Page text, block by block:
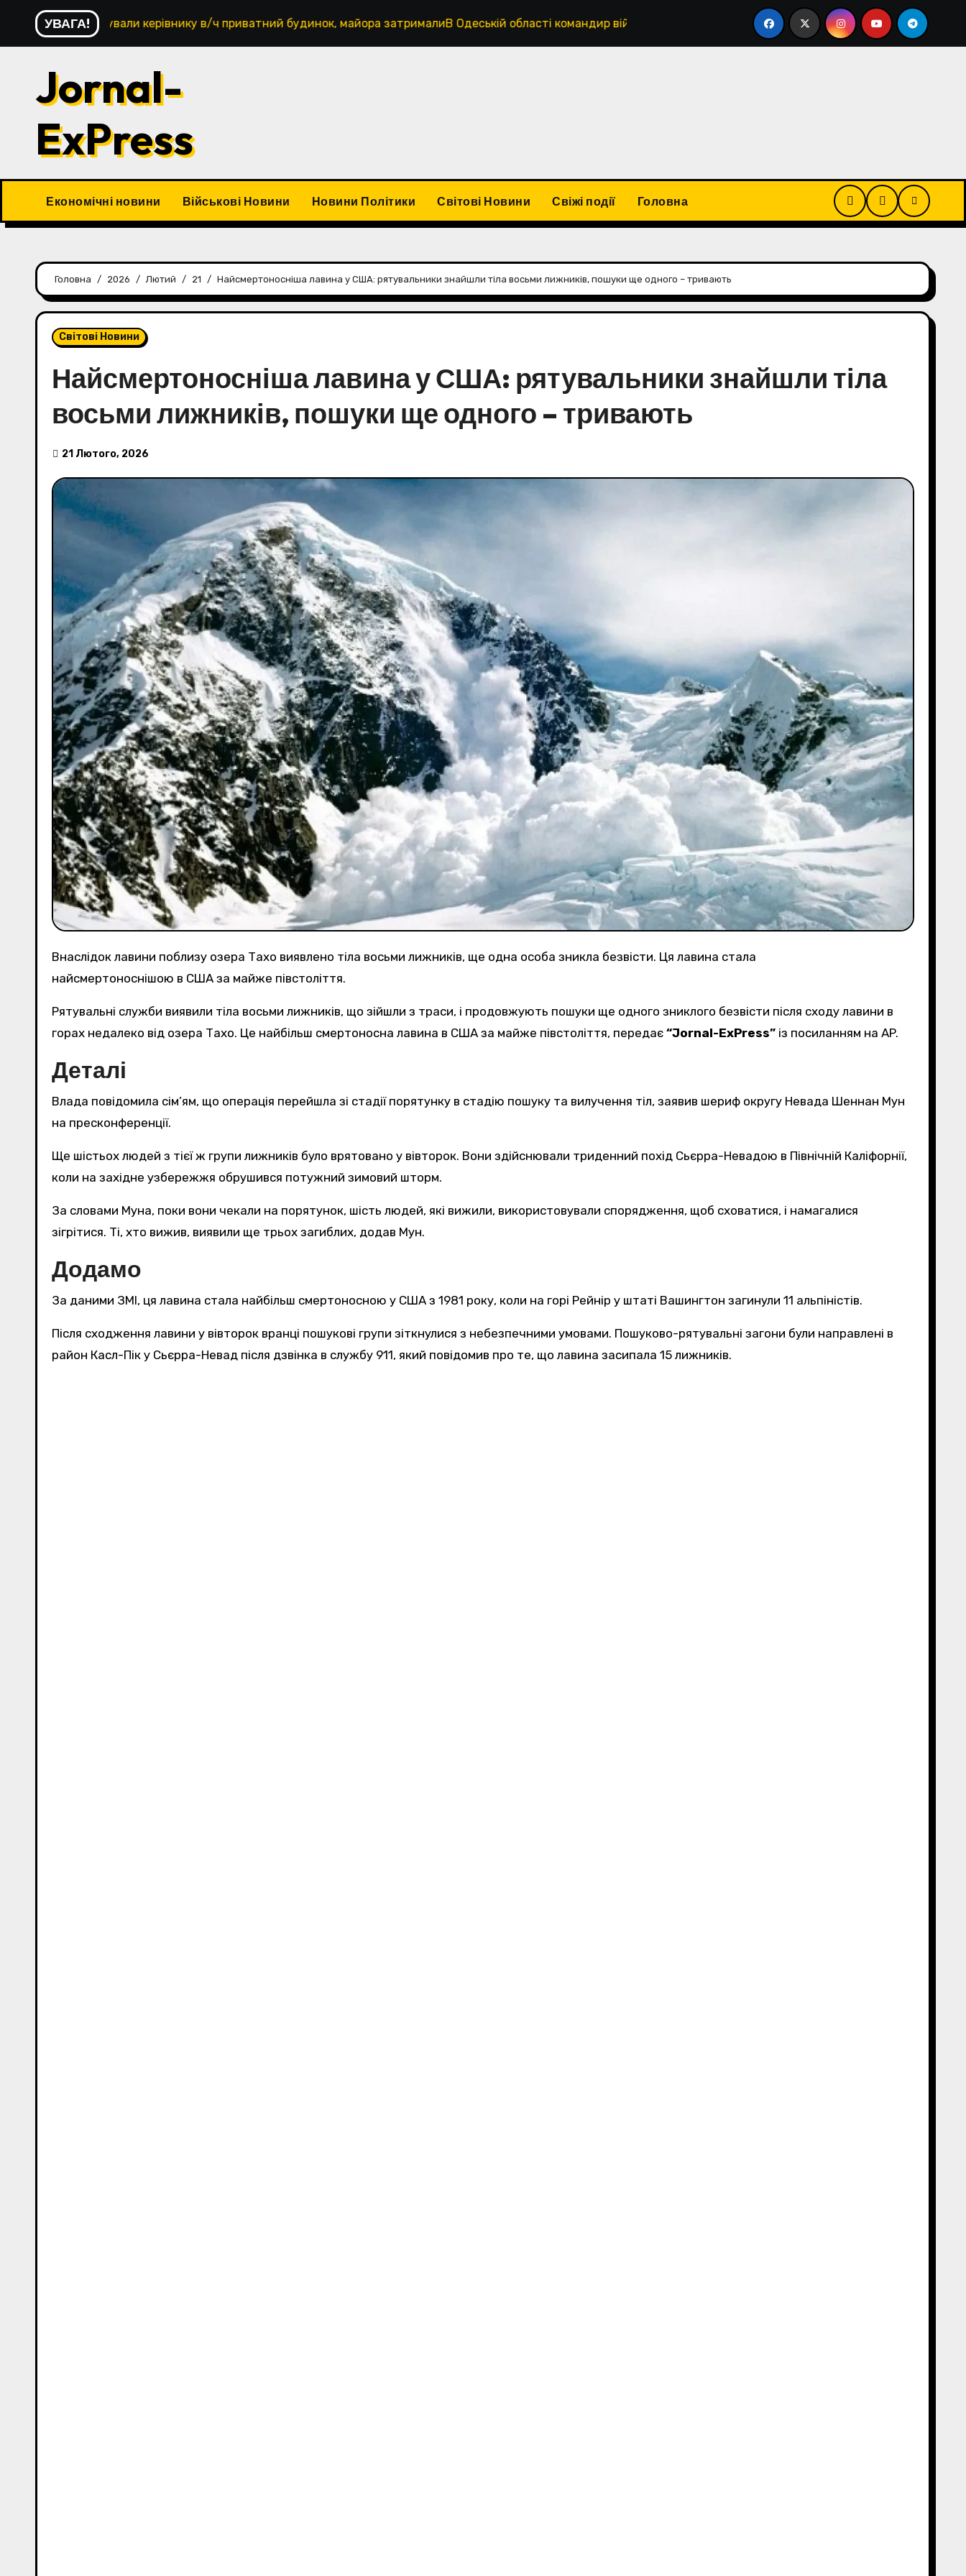
Перейти
контенту
УВАГА!
керівнику в/ч приватний будинок, майора затрималиВ Одеській області командир військової частини залучав підлеглих до будівництва свого приватного
Jornal-
ExPress
Економічні новини Військові Новини Новини Політики Світові Новини Свіжі події Головна
Головна 2026 Лютий 21 Найсмертоносніша лавина у США: рятувальники знайшли тіла восьми лижників, пошуки ще одного – тривають
Світові Новини
Найсмертоносніша лавина у США: рятувальники знайшли тіла
восьми лижників, пошуки ще одного – тривають
21 Лютого, 2026
Внаслідок лавини поблизу озера Тахо виявлено тіла восьми лижників, ще одна особа зникла безвісти. Ця лавина стала
найсмертоноснішою в США за майже півстоліття.
Рятувальні служби виявили тіла восьми лижників, що зійшли з траси, і продовжують пошуки ще одного зниклого безвісти після сходу лавини в
горах недалеко від озера Тахо. Це найбільш смертоносна лавина в США за майже півстоліття, передає “Jornal-ExPress” із посиланням на AP.
Деталі
Влада повідомила сім’ям, що операція перейшла зі стадії порятунку в стадію пошуку та вилучення тіл, заявив шериф округу Невада Шеннан Мун
на пресконференції.
Ще шістьох людей з тієї ж групи лижників було врятовано у вівторок. Вони здійснювали триденний похід Сьєрра-Невадою в Північній Каліфорнії,
коли на західне узбережжя обрушився потужний зимовий шторм.
За словами Муна, поки вони чекали на порятунок, шість людей, які вижили, використовували спорядження, щоб сховатися, і намагалися
зігрітися. Ті, хто вижив, виявили ще трьох загиблих, додав Мун.
Додамо
За даними ЗМІ, ця лавина стала найбільш смертоносною у США з 1981 року, коли на горі Рейнір у штаті Вашингтон загинули 11 альпіністів.
Після сходження лавини у вівторок вранці пошукові групи зіткнулися з небезпечними умовами. Пошуково-рятувальні загони були направлені в
район Касл-Пік у Сьєрра-Невад після дзвінка в службу 911, який повідомив про те, що лавина засипала 15 лижників.